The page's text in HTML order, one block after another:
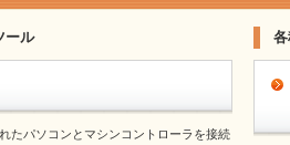
ール
たパソコンとマシンコントローラを接続